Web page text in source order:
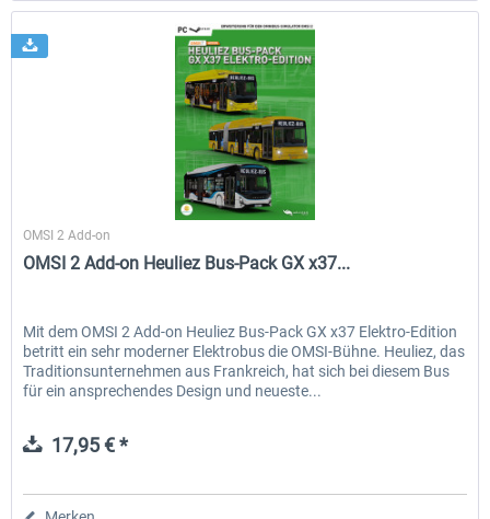
Halycon
OMSI 2 Add-on
OMSI 2 Add-on Heuliez Bus-Pack GX x37...
Mit dem OMSI 2 Add-on Heuliez Bus-Pack GX x37 Elektro-Edition
betritt ein sehr moderner Elektrobus die OMSI-Bühne. Heuliez, das
Traditionsunternehmen aus Frankreich, hat sich bei diesem Bus
für ein ansprechendes Design und neueste...
17,95 € *